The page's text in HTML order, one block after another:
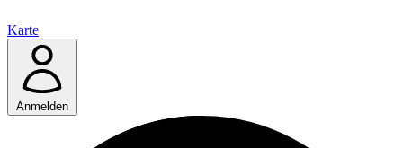
Karte
Anmelden